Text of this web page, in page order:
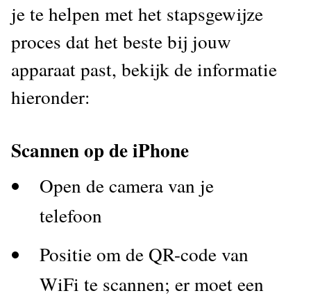
je te helpen met het stapsgewijze
proces dat het beste bij jouw
apparaat past, bekijk de informatie
hieronder:
Scannen op de iPhone
Open de camera van je
telefoon
Positie om de QR-code van
WiFi te scannen; er moet een